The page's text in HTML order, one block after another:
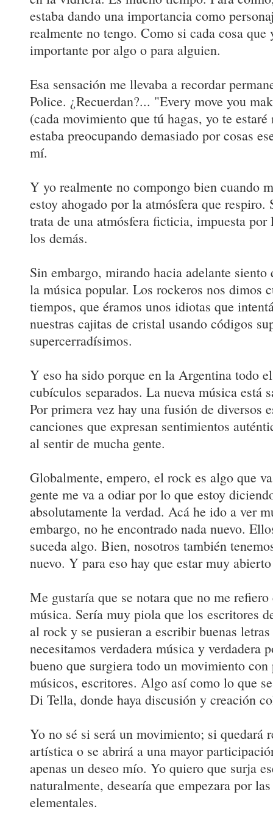
estaba dando una importancia como
realmente no tengo. Como si cada cosa
importante por algo o para alguien.
Esa sensación me llevaba a recordar
Police. ¿Recuerdan?... "Every move you
(cada movimiento que tú hagas, yo te
estaba preocupando demasiado por cosas
mí.
Y yo realmente no compongo bien cuando
estoy ahogado por la atmósfera que respiro.
trata de una atmósfera ficticia, impuesta
los demás.
Sin embargo, mirando hacia adelante
la música popular. Los rockeros nos dimos
tiempos, que éramos unos idiotas que
nuestras cajitas de cristal usando códigos
supercerradísimos.
Y eso ha sido porque en la Argentina todo
cubículos separados. La nueva música está
Por primera vez hay una fusión de diversos
canciones que expresan sentimientos
al sentir de mucha gente.
Globalmente, empero, el rock es algo que
gente me va a odiar por lo que estoy
absolutamente la verdad. Acá he ido a ver
embargo, no he encontrado nada nuevo.
suceda algo. Bien, nosotros también
nuevo. Y para eso hay que estar muy
Me gustaría que se notara que no me
música. Sería muy piola que los escritores
al rock y se pusieran a escribir buenas
necesitamos verdadera música y verdadera
bueno que surgiera todo un movimiento
músicos, escritores. Algo así como lo que
Di Tella, donde haya discusión y creación
Yo no sé si será un movimiento; si quedará
artística o se abrirá a una mayor
apenas un deseo mío. Yo quiero que surja
naturalmente, desearía que empezara por
elementales.